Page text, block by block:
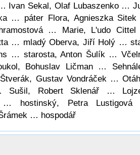
Ivan Sekal, Olaf Lubaszenko …
… páter Flora, Agnieszka
… Marie, L'udo
… mladý Oberva, Jiří Holý …
… starosta, Anton Šulík …
Bohuslav Ličman …
Gustav Vondráček …
Sušil, Robert Sklenář …
… hostinský, Petra
… hospodář